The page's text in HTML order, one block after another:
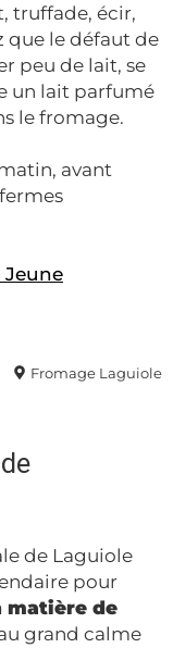
truffade, écir,
que le défaut de
peu de lait, se
un lait parfumé
le fromage.
avant
Jeune
Fromage Laguiole
de Laguiole
pour
matière de
grand calme